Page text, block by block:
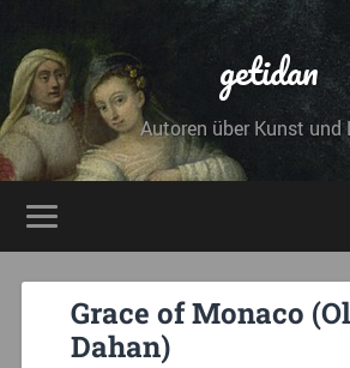
getidan
Autoren über Kunst und
Grace of Monaco
Dahan)